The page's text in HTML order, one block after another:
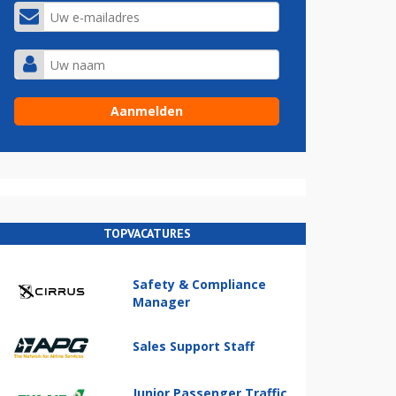
TOPVACATURES
Safety & Compliance
Manager
Sales Support Staff